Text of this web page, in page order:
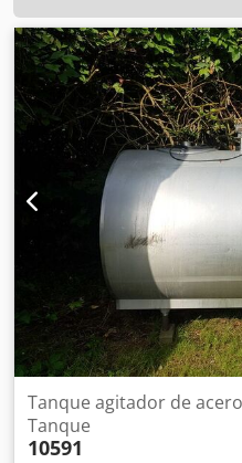
Tanque agitador de
Tanque
10591